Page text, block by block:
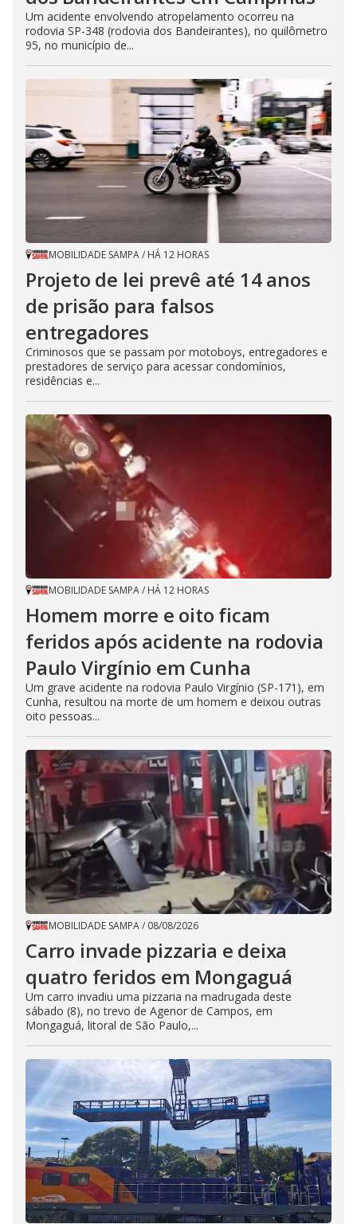
Um acidente envolvendo atropelamento ocorreu na
rodovia SP-348 (rodovia dos Bandeirantes), no quilômetro
95, no município de...
MOBILIDADE SAMPA/ HÁ 12 HORAS
Projeto de lei prevê até 14 anos
de prisão para falsos
entregadores
Criminosos que se passam por motoboys, entregadores e
prestadores de serviço para acessar condomínios,
residências e...
MOBILIDADE SAMPA/ HÁ 12 HORAS
Homem morre e oito ficam
feridos após acidente na rodovia
Paulo Virgínio em Cunha
Um grave acidente na rodovia Paulo Virgínio (SP-171), em
Cunha, resultou na morte de um homem e deixou outras
oito pessoas...
MOBILIDADE SAMPA/ 08/08/2026
Carro invade pizzaria e deixa
quatro feridos em Mongaguá
Um carro invadiu uma pizzaria na madrugada deste
sábado (8), no trevo de Agenor de Campos, em
Mongaguá, litoral de São Paulo,...